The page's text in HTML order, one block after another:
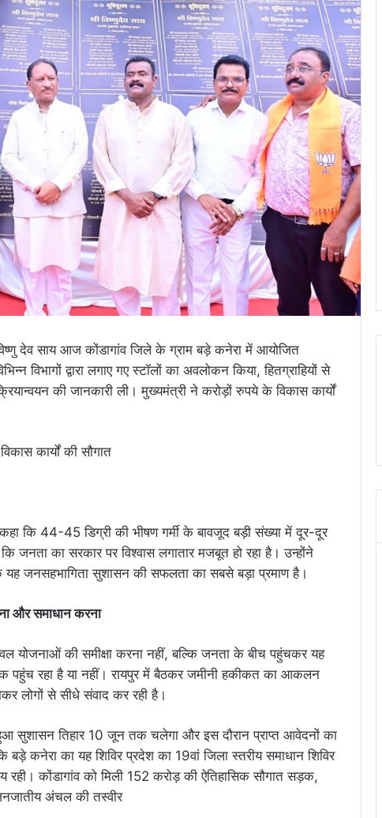
देव साय आज कोंडागांव जिले के ग्राम बड़े कनेरा में आयोजित
विभागों द्वारा लगाए गए स्टॉलों का अवलोकन किया, हितग्राहियों से
की जानकारी ली। मुख्यमंत्री ने करोड़ों रुपये के विकास कार्यों
कि 44-45 डिग्री की भीषण गर्मी के बावजूद बड़ी संख्या में दूर-दूर
जनता का सरकार पर विश्वास लगातार मजबूत हो रहा है। उन्होंने
जनसहभागिता सुशासन की सफलता का सबसे बड़ा प्रमाण है।
और समाधान करना
योजनाओं की समीक्षा करना नहीं, बल्कि जनता के बीच पहुंचकर यह
पहुंच रहा है या नहीं। रायपुर में बैठकर जमीनी हकीकत का आकलन
लोगों से सीधे संवाद कर रही है।
सुशासन तिहार 10 जून तक चलेगा और इस दौरान प्राप्त आवेदनों का
बड़े कनेरा का यह शिविर प्रदेश का 19वां जिला स्तरीय समाधान शिविर
रही। कोंडागांव को मिली 152 करोड़ की ऐतिहासिक सौगात सड़क,
अंचल की तस्वीर